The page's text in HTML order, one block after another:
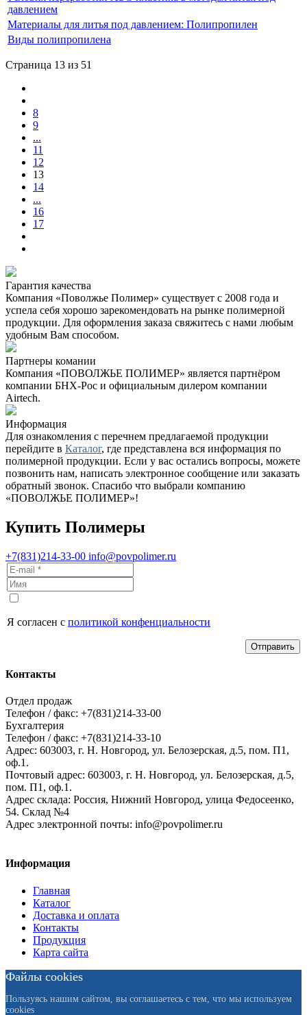
давлением
Материалы для литья под давлением: Полипропилен
Виды полипропилена
Страница 13 из 51
8
9
...
11
12
13
14
...
16
17
Гарантия качества
Компания «Поволжье Полимер» существует с 2008 года и
успела себя хорошо зарекомендовать на рынке полимерной
продукции. Для оформления заказа свяжитесь с нами любым
удобным Вам способом.
Партнеры комании
Компания «ПОВОЛЖЬЕ ПОЛИМЕР» является партнёром
компании БНХ-Рос и официальным дилером компании
Airtech.
Информация
Для ознакомления с перечнем предлагаемой продукции
перейдите в Каталог, где представлена вся информация по
полимерной продукции. Если у вас остались вопросы, можете
позвонить нам, написать электронное сообщение или заказать
обратный звонок. Спасибо что выбрали компанию
«ПОВОЛЖЬЕ ПОЛИМЕР»!
Купить Полимеры
+7(831)214-33-00 info@povpolimer.ru
Я согласен с политикой конфенциальности
Отправить
Контакты
Отдел продаж
Телефон / факс: +7(831)214-33-00
Бухгалтерия
Телефон / факс: +7(831)214-33-10
Адрес: 603003, г. Н. Новгород, ул. Белозерская, д.5, пом. П1,
оф.1.
Почтовый адрес: 603003, г. Н. Новгород, ул. Белозерская, д.5,
пом. П1, оф.1.
Адрес склада: Россия, Нижний Новгород, улица Федосеенко,
54. Склад №4
Адрес электронной почты: info@povpolimer.ru
Информация
Главная
Каталог
Доставка и оплата
Контакты
Продукция
Карта сайта
Файлы cookies
Пользуясь нашим сайтом, вы соглашаетесь с тем, что мы используем
cookies